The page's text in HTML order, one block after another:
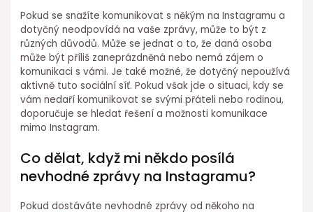
Pokud se snažíte komunikovat s někým na Instagramu a
dotyčný neodpovídá na vaše zprávy, může to být z
různých důvodů. Může se jednat o to, že daná osoba
může být příliš zaneprázdněná nebo nemá zájem o
komunikaci s vámi. Je také možné, že dotyčný nepoužívá
aktivně tuto sociální síť. Pokud však jde o situaci, kdy se
vám nedaří komunikovat se svými přáteli nebo rodinou,
doporučuje se hledat řešení a možnosti komunikace
mimo Instagram.
Co dělat, když mi někdo posílá
nevhodné zprávy na Instagramu?
Pokud dostáváte nevhodné zprávy od někoho na